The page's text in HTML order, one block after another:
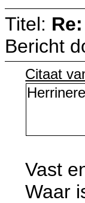
Titel:
Bericht
Citaat
Vast
Waar